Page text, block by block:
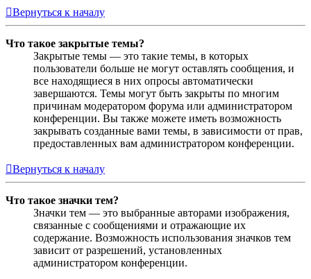
Вернуться к началу
Что такое закрытые темы?
Закрытые темы — это такие темы, в которых
пользователи больше не могут оставлять сообщения, и
все находящиеся в них опросы автоматически
завершаются. Темы могут быть закрыты по многим
причинам модератором форума или администратором
конференции. Вы также можете иметь возможность
закрывать созданные вами темы, в зависимости от прав,
предоставленных вам администратором конференции.
Вернуться к началу
Что такое значки тем?
Значки тем — это выбранные авторами изображения,
связанные с сообщениями и отражающие их
содержание. Возможность использования значков тем
зависит от разрешений, установленных
администратором конференции.